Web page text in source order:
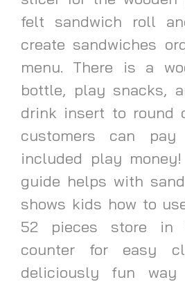
felt sandwich roll
create sandwiches
menu. There is a
bottle, play snacks,
drink insert to round
customers can
included play
guide helps with
shows kids how to
52 pieces store in
counter for easy
deliciously fun way